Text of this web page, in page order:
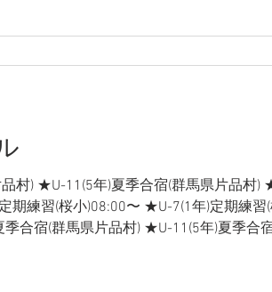
村) ★U-11(5年)夏季合宿(群馬県片品村
期練習(桜小)08:00〜 ★U-7(1年)定期練
合宿(群馬県片品村) ★U-11(5年)夏季合